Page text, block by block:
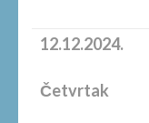
12.12.2024.
Četvrtak